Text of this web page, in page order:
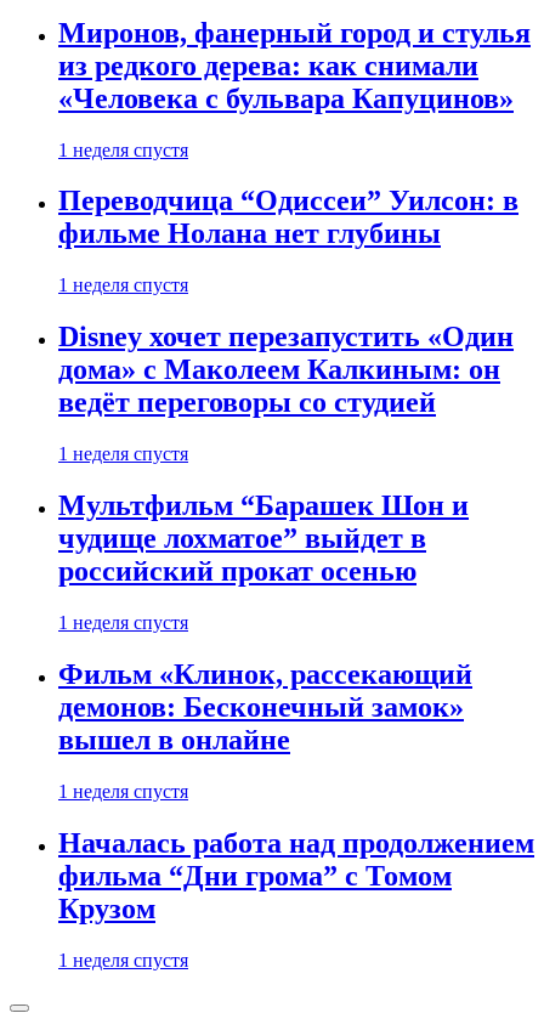
Миронов, фанерный город и стулья
из редкого дерева: как снимали
«Человека с бульвара Капуцинов»
1 неделя спустя
Переводчица “Одиссеи” Уилсон: в
фильме Нолана нет глубины
1 неделя спустя
Disney хочет перезапустить «Один
дома» с Маколеем Калкиным: он
ведёт переговоры со студией
1 неделя спустя
Мультфильм “Барашек Шон и
чудище лохматое” выйдет в
российский прокат осенью
1 неделя спустя
Фильм «Клинок, рассекающий
демонов: Бесконечный замок»
вышел в онлайне
1 неделя спустя
Началась работа над продолжением
фильма “Дни грома” с Томом
Крузом
1 неделя спустя